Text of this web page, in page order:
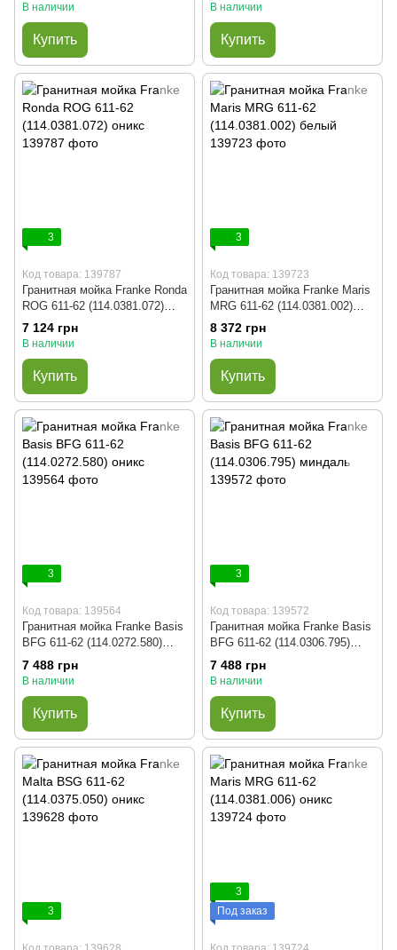
В наличии
Купить
В наличии
Купить
3
Код товара: 139787
Гранитная мойка Franke Ronda
ROG 611-62 (114.0381.072)
оникс
7 124 грн
В наличии
Купить
3
Код товара: 139723
Гранитная мойка Franke Maris
MRG 611-62 (114.0381.002)
белый
8 372 грн
В наличии
Купить
3
Код товара: 139564
Гранитная мойка Franke Basis
BFG 611-62 (114.0272.580)
оникс
7 488 грн
В наличии
Купить
3
Код товара: 139572
Гранитная мойка Franke Basis
BFG 611-62 (114.0306.795)
миндаль
7 488 грн
В наличии
Купить
3
3
Под заказ